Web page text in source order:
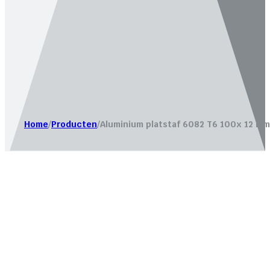
Website laten maken door Bureau Magneet – Online
Home/Producten/Aluminium platstaf 6082 T6 100x 12